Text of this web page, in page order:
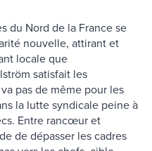
du Nord de la France se
nouvelle, attirant et
locale que
satisfait les
pas de même pour les
la lutte syndicale peine à
Entre rancœur et
de dépasser les cadres